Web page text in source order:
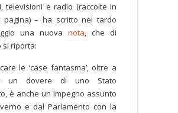
televisioni e radio (raccolte in
pagina) – ha scritto nel tardo
una nuova nota, che di
si riporta:
le ‘case fantasma’, oltre a
un dovere di uno Stato
è anche un impegno assunto
e dal Parlamento con la